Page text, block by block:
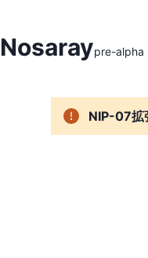
Nosaraypre-alpha
NIP-07拡